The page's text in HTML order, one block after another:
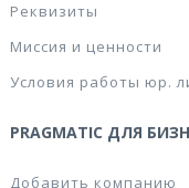
Реквизиты
Миссия и ценности
Условия работы юр.
PRAGMATIC ДЛЯ
Добавить компанию